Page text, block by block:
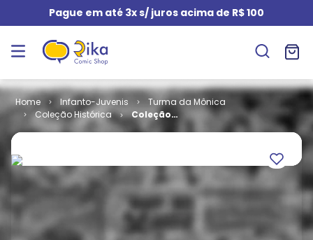
Pague em até 3x s/ juros acima de R$ 100
Infanto-Juvenis
Turma da Mônica
Coleção Histórica
Coleção
Histórica
Volume 13